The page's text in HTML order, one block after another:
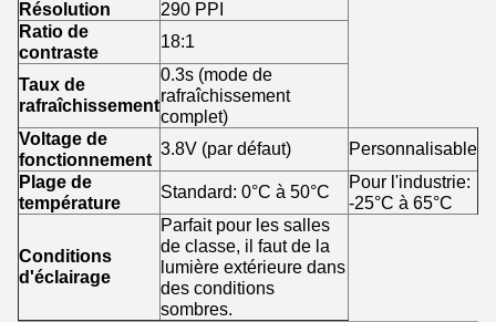
Résolution
290 PPI
Ratio de
contraste
18:1
Taux de
rafraîchissement
0.3s (mode de
rafraîchissement
complet)
Voltage de
fonctionnement
3.8V (par défaut)
Personnalisable
Plage de
température
Standard: 0°C à 50°C
Pour l'industrie:
-25°C à 65°C
Conditions
d'éclairage
Parfait pour les salles
de classe, il faut de la
lumière extérieure dans
des conditions
sombres.